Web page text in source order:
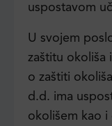
uspostavom
U svojem
zaštitu okoliša
o zaštiti
d.d. ima
okolišem kao i